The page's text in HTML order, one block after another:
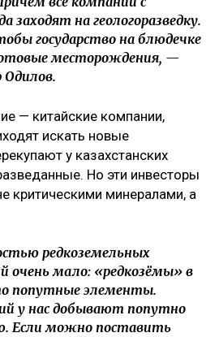
заходят на геологоразведку.
государство на блюдечке
месторождения, —
— китайские компании,
искать новые
у казахстанских
Но эти инвесторы
критическими минералами, а
редкоземельных
очень мало: «редкозёмы» в
попутные элементы.
у нас добывают попутно
Если можно поставить